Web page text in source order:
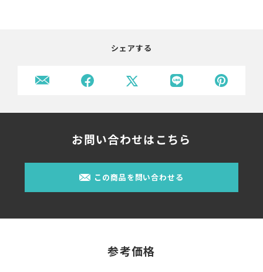
シェアする
お問い合わせはこちら
この商品を問い合わせる
参考価格